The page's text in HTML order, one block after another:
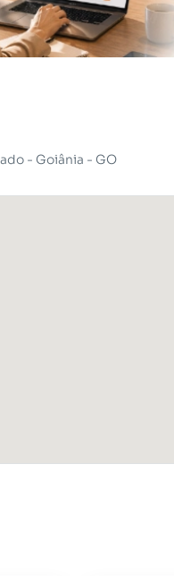
- Goiânia - GO